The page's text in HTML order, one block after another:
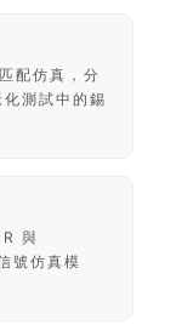
配仿真，分
測試中的錫
與
號仿真模